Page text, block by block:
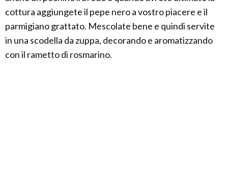
cottura aggiungete il pepe nero a vostro piacere e il
parmigiano grattato. Mescolate bene e quindi servite
in una scodella da zuppa, decorando e aromatizzando
con il rametto di rosmarino.